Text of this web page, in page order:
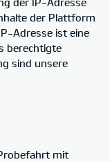
der Plattform
Adresse ist eine
berechtigte
sind unsere
mit